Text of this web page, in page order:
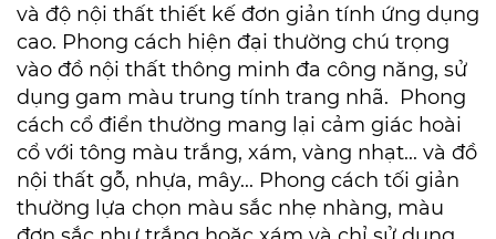
và độ nội thất thiết kế đơn giản tính ứng dụng
cao. Phong cách hiện đại thường chú trọng
vào đồ nội thất thông minh đa công năng, sử
dụng gam màu trung tính trang nhã. Phong
cách cổ điển thường mang lại cảm giác hoài
cổ với tông màu trắng, xám, vàng nhạt... và đồ
nội thất gỗ, nhựa, mây... Phong cách tối giản
thường lựa chọn màu sắc nhẹ nhàng, màu